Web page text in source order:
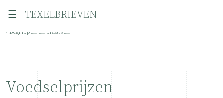
☰ TEXELBRIEVEN
‹ Begrippen en plaatsen
Voedselprijzen